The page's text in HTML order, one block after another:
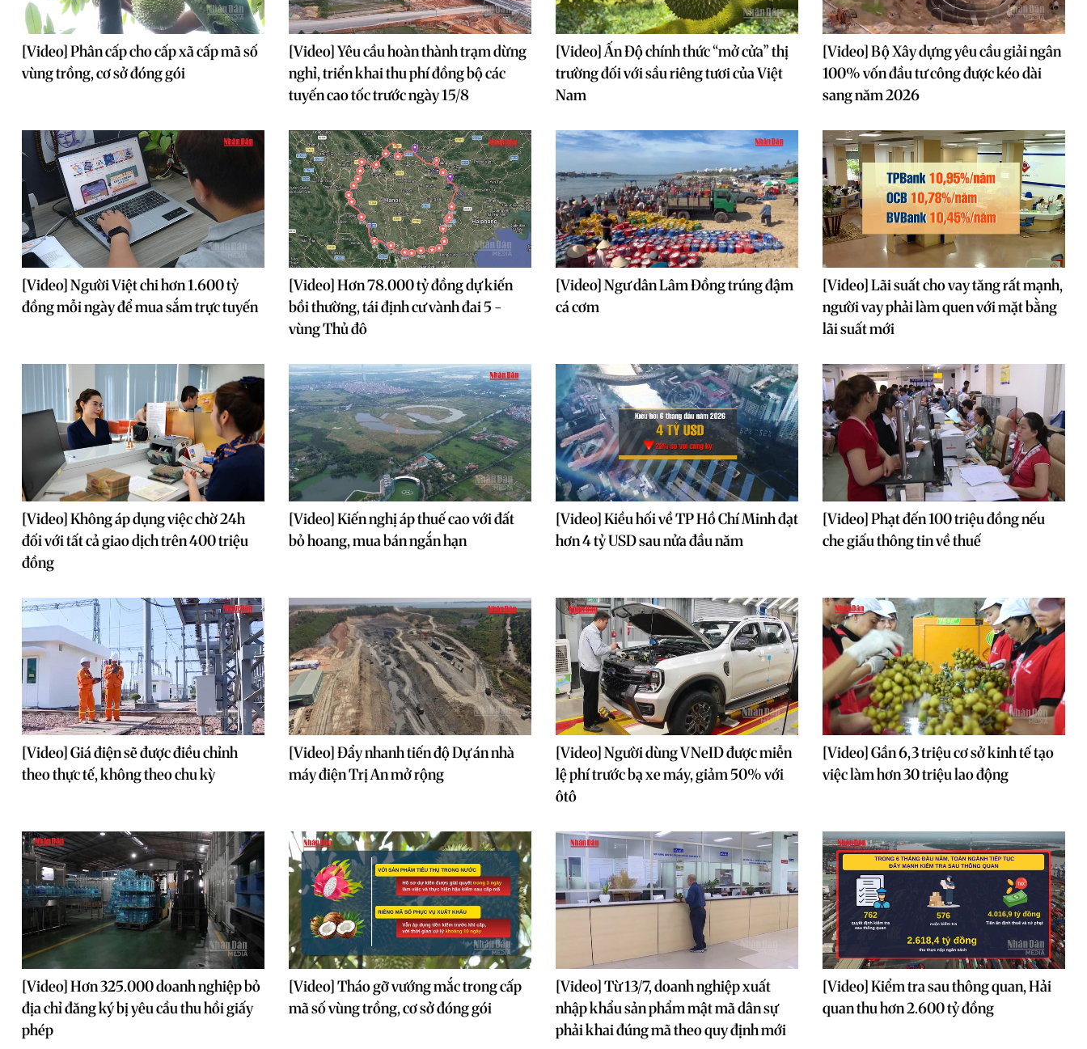
[Video] Phân cấp cho cấp xã cấp mã số
vùng trồng, cơ sở đóng gói
[Video] Yêu cầu hoàn thành trạm dừng
nghỉ, triển khai thu phí đồng bộ các
tuyến cao tốc trước ngày 15/8
[Video] Ấn Độ chính thức “mở cửa” thị
trường đối với sầu riêng tươi của Việt
Nam
[Video] Bộ Xây dựng yêu cầu giải ngân
100% vốn đầu tư công được kéo dài
sang năm 2026
[Video] Người Việt chi hơn 1.600 tỷ
đồng mỗi ngày để mua sắm trực tuyến
[Video] Hơn 78.000 tỷ đồng dự kiến
bồi thường, tái định cư vành đai 5 -
vùng Thủ đô
[Video] Ngư dân Lâm Đồng trúng đậm
cá cơm
[Video] Lãi suất cho vay tăng rất mạnh,
người vay phải làm quen với mặt bằng
lãi suất mới
[Video] Không áp dụng việc chờ 24h
đối với tất cả giao dịch trên 400 triệu
đồng
[Video] Kiến nghị áp thuế cao với đất
bỏ hoang, mua bán ngắn hạn
[Video] Kiều hối về TP Hồ Chí Minh đạt
hơn 4 tỷ USD sau nửa đầu năm
[Video] Phạt đến 100 triệu đồng nếu
che giấu thông tin về thuế
[Video] Giá điện sẽ được điều chỉnh
theo thực tế, không theo chu kỳ
[Video] Đẩy nhanh tiến độ Dự án nhà
máy điện Trị An mở rộng
[Video] Người dùng VNeID được miễn
lệ phí trước bạ xe máy, giảm 50% với
ôtô
[Video] Gần 6,3 triệu cơ sở kinh tế tạo
việc làm hơn 30 triệu lao động
[Video] Hơn 325.000 doanh nghiệp bỏ
địa chỉ đăng ký bị yêu cầu thu hồi giấy
phép
[Video] Tháo gỡ vướng mắc trong cấp
mã số vùng trồng, cơ sở đóng gói
[Video] Từ 13/7, doanh nghiệp xuất
nhập khẩu sản phẩm mật mã dân sự
phải khai đúng mã theo quy định mới
[Video] Kiểm tra sau thông quan, Hải
quan thu hơn 2.600 tỷ đồng